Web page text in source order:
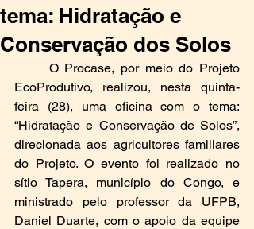
tema: Hidratação e
Conservação dos Solos
O Procase, por meio do Projeto
EcoProdutivo, realizou, nesta quinta-
feira (28), uma oficina com o tema:
“Hidratação e Conservação de Solos”,
direcionada aos agricultores familiares
do Projeto. O evento foi realizado no
sítio Tapera, município do Congo, e
ministrado pelo professor da UFPB,
Daniel Duarte, com o apoio da equipe